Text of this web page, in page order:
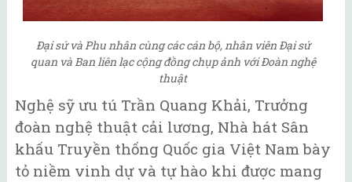
Đại sứ và Phu nhân cùng các cán bộ, nhân viên Đại sứ
quan và Ban liên lạc cộng đồng chụp ảnh với Đoàn nghệ
thuật
Nghệ sỹ ưu tú Trần Quang Khải, Trưởng
đoàn nghệ thuật cải lương, Nhà hát Sân
khấu Truyền thống Quốc gia Việt Nam bày
tỏ niềm vinh dự và tự hào khi được mang